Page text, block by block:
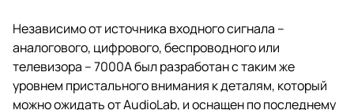
Независимо от источника входного сигнала –
аналогового, цифрового, беспроводного или
телевизора – 7000A был разработан с таким же
уровнем пристального внимания к деталям, который
можно ожидать от AudioLab, и оснащен по последнему